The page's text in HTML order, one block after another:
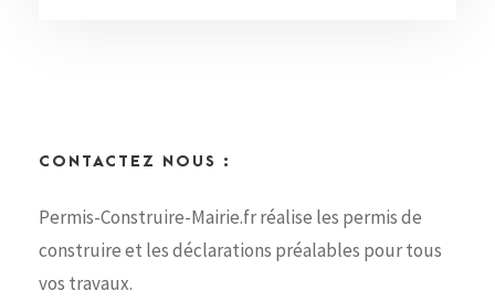
CONTACTEZ NOUS :
Permis-Construire-Mairie.fr réalise les permis de
construire et les déclarations préalables pour tous
vos travaux.